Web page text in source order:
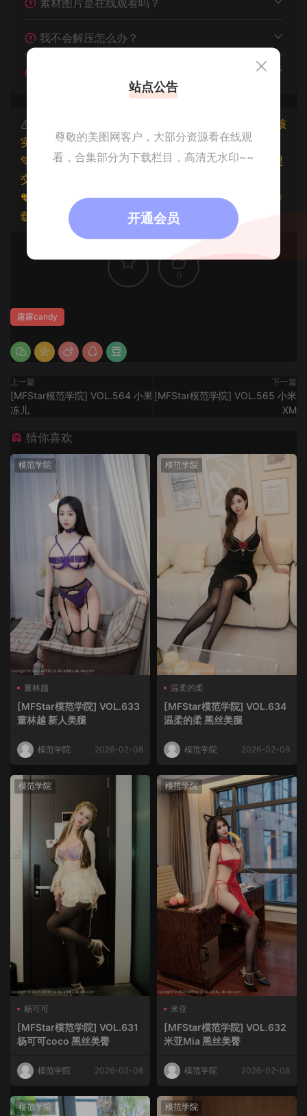
我不会解压怎么办？
本文资源仅供个人参考学习，请勿批量搬运，一经核
实将封禁账号权限！
💚本文资源均来源网友分享，若侵犯了您的权益可以提
交工单处理。
🧡原文链接：https://www.znjfg.com/3066.html
，转
载请注明出处。
0
露露candy
上一篇
[MFStar模范学院] VOL.564 小果
冻儿
下一篇
[MFStar模范学院] VOL.565 小米
XM
猜你喜欢
模范学院
董林越
[MFStar模范学院] VOL.633
董林越 新人美腿
模范学院 2026-02-08
模范学院
温柔的柔
[MFStar模范学院] VOL.634
温柔的柔 黑丝美腿
模范学院 2026-02-08
模范学院
杨可可
[MFStar模范学院] VOL.631
杨可可coco 黑丝美臀
模范学院 2026-02-08
模范学院
米亚
[MFStar模范学院] VOL.632
米亚Mia 黑丝美臀
模范学院 2026-02-08
模范学院 模范学院
站点公告
尊敬的美图网客户，大部分资源看在线观
看，合集部分为下载栏目，高清无水印~~
开通会员